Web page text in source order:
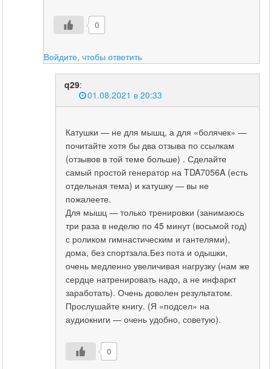
0
Войдите, чтобы ответить
q29:
01.08.2021 в 20:33
Катушки — не для мышц, а для «болячек» —
почитайте хотя бы два отзыва по ссылкам
(отзывов в той теме больше) . Сделайте
самый простой генератор на TDA7056A (есть
отдельная тема) и катушку — вы не
пожалеете.
Для мышц — только тренировки (занимаюсь
три раза в неделю по 45 минут (восьмой год)
с роликом гимнастическим и гантелями),
дома, без спортзала.Без пота и одышки,
очень медленно увеличивая нагрузку (нам же
сердце натренировать надо, а не инфаркт
заработать). Очень доволен результатом.
Прослушайте книгу. (Я «подсел» на
аудиокниги — очень удобно, советую).
0